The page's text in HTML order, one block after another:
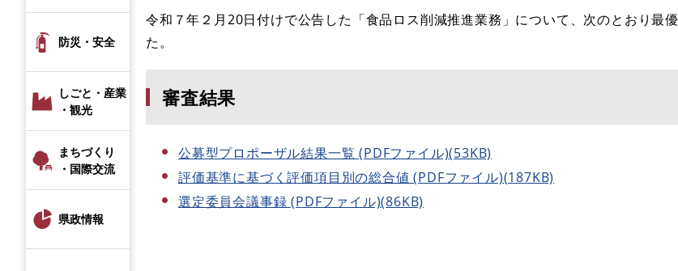
防災・安全
しごと・産業
・観光
まちづくり
・国際交流
県政情報
令和７年２月20日付けで公告した「食品ロス削減推進業務」について、次のとおり最
た。
審査結果
公募型プロポーザル結果一覧 (PDFファイル)(53KB)
評価基準に基づく評価項目別の総合値 (PDFファイル)(187KB)
選定委員会議事録 (PDFファイル)(86KB)